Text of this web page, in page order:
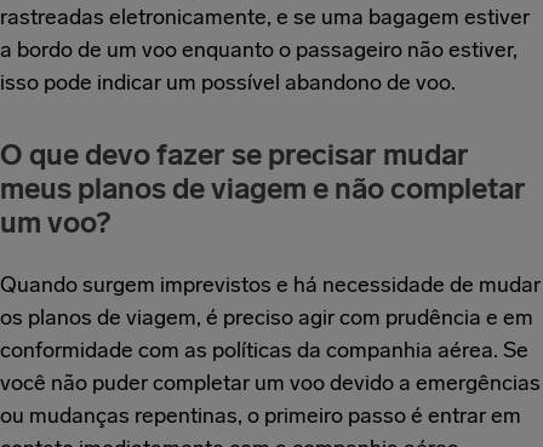
rastreadas eletronicamente, e se uma bagagem estiver
a bordo de um voo enquanto o passageiro não estiver,
isso pode indicar um possível abandono de voo.
O que devo fazer se precisar mudar
meus planos de viagem e não completar
um voo?
Quando surgem imprevistos e há necessidade de mudar
os planos de viagem, é preciso agir com prudência e em
conformidade com as políticas da companhia aérea. Se
você não puder completar um voo devido a emergências
ou mudanças repentinas, o primeiro passo é entrar em